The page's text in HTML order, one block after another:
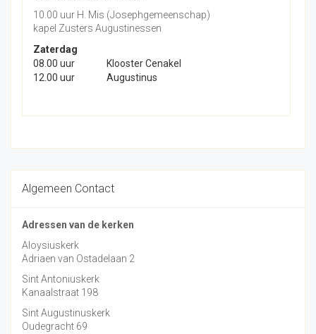
10.00 uur H. Mis (Josephgemeenschap)
kapel Zusters Augustinessen
Zaterdag
08.00 uur
Klooster Cenakel
12.00 uur
Augustinus
Algemeen Contact
Adressen van de kerken
Aloysiuskerk
Adriaen van Ostadelaan 2
Sint Antoniuskerk
Kanaalstraat 198
Sint Augustinuskerk
Oudegracht 69